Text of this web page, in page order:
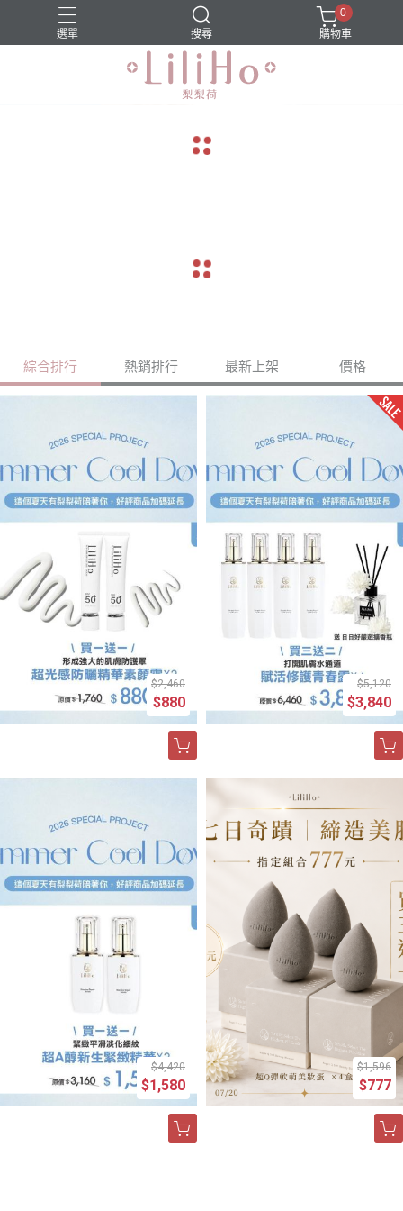
選單 搜尋
0
購物車
綜合排行 熱銷排行 最新上架 價格
$2,460
$880
$5,120
$3,840
$4,420
$1,580
$1,596
$777